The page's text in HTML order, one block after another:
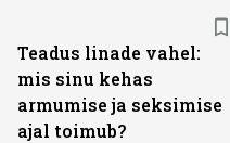
Teadus linade vahel:
mis sinu kehas
armumise ja seksimise
ajal toimub?